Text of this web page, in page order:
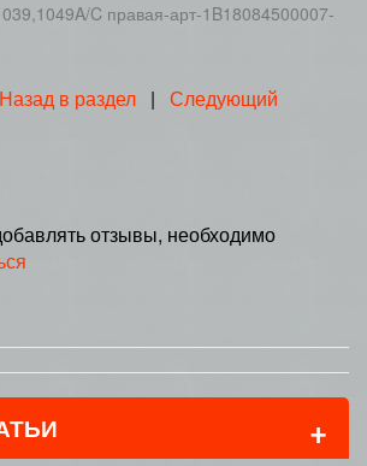
C правая-арт-1B18084500007-
Назад в раздел | Следующий
отзывы, необходимо
+